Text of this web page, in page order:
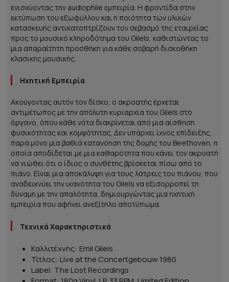
ενισχύοντας την audiophile εμπειρία. Η φροντίδα στην
εκτύπωση του εξωφύλλου και η ποιότητα των υλικών
κατασκευής αντικατοπτρίζουν τον σεβασμό της εταιρείας
προς το μουσικό κληροδότημα του Gilels, καθιστώντας το
μια απαραίτητη προσθήκη για κάθε σοβαρή δισκοθήκη
κλασικής μουσικής.
Ηχητική Εμπειρία
Ακούγοντας αυτόν τον δίσκο, ο ακροατής έρχεται
αντιμέτωπος με την απόλυτη κυριαρχία του Gilels στο
όργανο, όπου κάθε νότα διακρίνεται από μια αίσθηση
φυσικότητας και κομψότητας. Δεν υπάρχει ίχνος επίδειξης,
παρά μόνο μια βαθιά κατανόηση της δομής του Beethoven, η
οποία αποδίδεται με μια καθαρότητα που κάνει τον ακροατή
να νιώθει ότι ο ίδιος ο συνθέτης βρίσκεται πίσω από το
πιάνο. Είναι μια αποκάλυψη για τους λάτρεις του πιάνου, που
αναδεικνύει την ικανότητα του Gilels να εξισορροπεί τη
δύναμη με την απαλότητα, δημιουργώντας μια ηχητική
εμπειρία που αφήνει ανεξίτηλο αποτύπωμα.
Τεχνικά Χαρακτηριστικά
Καλλιτέχνης: Emil Gilels
Τίτλος: Live at the Concertgebouw 1980
Label: The Lost Recordings